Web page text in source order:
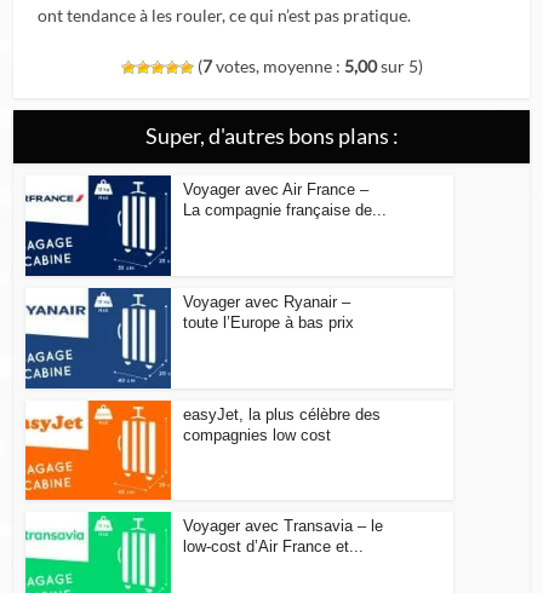
ont tendance à les rouler, ce qui n’est pas pratique.
(7votes, moyenne : 5,00sur 5)
Super, d'autres bons plans :
Voyager avec Air France –
La compagnie française de...
Voyager avec Ryanair –
toute l’Europe à bas prix
easyJet, la plus célèbre des
compagnies low cost
Voyager avec Transavia – le
low-cost d’Air France et...